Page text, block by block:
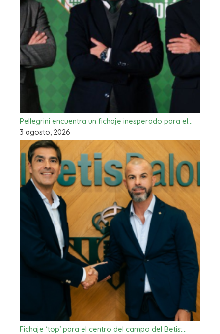
Pellegrini encuentra un fichaje inesperado para el…
3 agosto, 2026
Fichaje ‘top’ para el centro del campo del Betis:…